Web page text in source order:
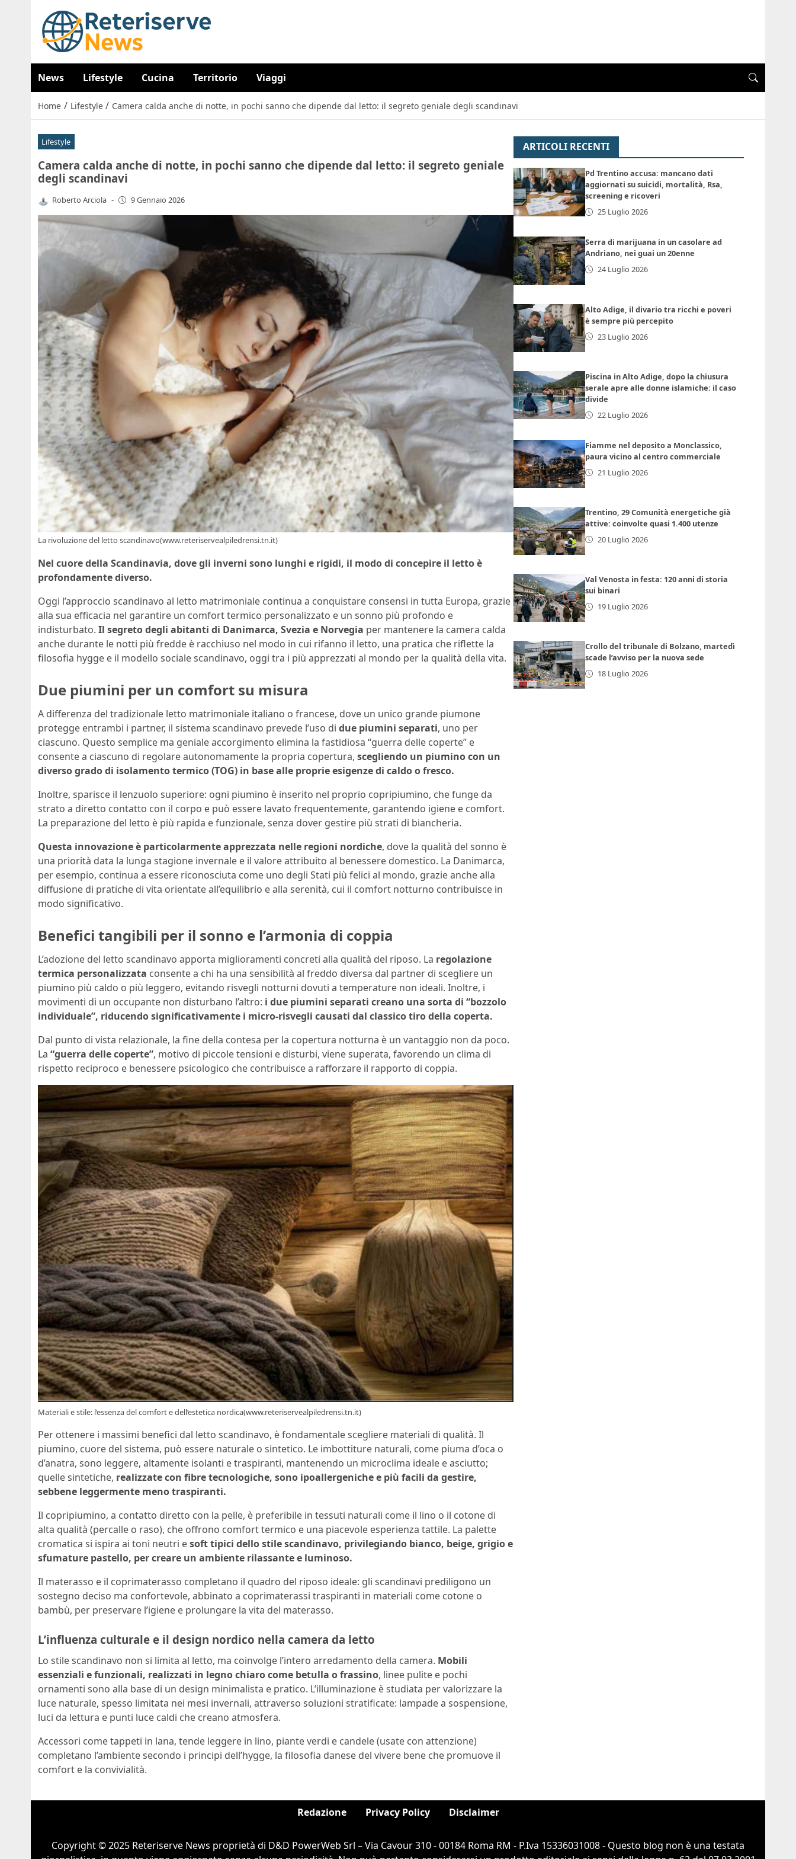
News Lifestyle Cucina Territorio Viaggi
Home / Lifestyle / Camera calda anche di notte, in pochi sanno che dipende dal letto: il segreto geniale degli scandinavi
Lifestyle
Camera calda anche di notte, in pochi sanno che dipende dal letto: il segreto geniale
degli scandinavi
Roberto Arciola - 9 Gennaio 2026
La rivoluzione del letto scandinavo(www.reteriservealpiledrensi.tn.it)
Nel cuore della Scandinavia, dove gli inverni sono lunghi e rigidi, il modo di concepire il letto è
profondamente diverso.
Oggi l’approccio scandinavo al letto matrimoniale continua a conquistare consensi in tutta Europa, grazie
alla sua efficacia nel garantire un comfort termico personalizzato e un sonno più profondo e
indisturbato. Il segreto degli abitanti di Danimarca, Svezia e Norvegia per mantenere la camera calda
anche durante le notti più fredde è racchiuso nel modo in cui rifanno il letto, una pratica che riflette la
filosofia hygge e il modello sociale scandinavo, oggi tra i più apprezzati al mondo per la qualità della vita.
Due piumini per un comfort su misura
A differenza del tradizionale letto matrimoniale italiano o francese, dove un unico grande piumone
protegge entrambi i partner, il sistema scandinavo prevede l’uso di due piumini separati, uno per
ciascuno. Questo semplice ma geniale accorgimento elimina la fastidiosa “guerra delle coperte” e
consente a ciascuno di regolare autonomamente la propria copertura, scegliendo un piumino con un
diverso grado di isolamento termico (TOG) in base alle proprie esigenze di caldo o fresco.
Inoltre, sparisce il lenzuolo superiore: ogni piumino è inserito nel proprio copripiumino, che funge da
strato a diretto contatto con il corpo e può essere lavato frequentemente, garantendo igiene e comfort.
La preparazione del letto è più rapida e funzionale, senza dover gestire più strati di biancheria.
Questa innovazione è particolarmente apprezzata nelle regioni nordiche, dove la qualità del sonno è
una priorità data la lunga stagione invernale e il valore attribuito al benessere domestico. La Danimarca,
per esempio, continua a essere riconosciuta come uno degli Stati più felici al mondo, grazie anche alla
diffusione di pratiche di vita orientate all’equilibrio e alla serenità, cui il comfort notturno contribuisce in
modo significativo.
Benefici tangibili per il sonno e l’armonia di coppia
L’adozione del letto scandinavo apporta miglioramenti concreti alla qualità del riposo. La regolazione
termica personalizzata consente a chi ha una sensibilità al freddo diversa dal partner di scegliere un
piumino più caldo o più leggero, evitando risvegli notturni dovuti a temperature non ideali. Inoltre, i
movimenti di un occupante non disturbano l’altro: i due piumini separati creano una sorta di “bozzolo
individuale”, riducendo significativamente i micro-risvegli causati dal classico tiro della coperta.
Dal punto di vista relazionale, la fine della contesa per la copertura notturna è un vantaggio non da poco.
La “guerra delle coperte”, motivo di piccole tensioni e disturbi, viene superata, favorendo un clima di
rispetto reciproco e benessere psicologico che contribuisce a rafforzare il rapporto di coppia.
Materiali e stile: l’essenza del comfort e dell’estetica nordica(www.reteriservealpiledrensi.tn.it)
Per ottenere i massimi benefici dal letto scandinavo, è fondamentale scegliere materiali di qualità. Il
piumino, cuore del sistema, può essere naturale o sintetico. Le imbottiture naturali, come piuma d’oca o
d’anatra, sono leggere, altamente isolanti e traspiranti, mantenendo un microclima ideale e asciutto;
quelle sintetiche, realizzate con fibre tecnologiche, sono ipoallergeniche e più facili da gestire,
sebbene leggermente meno traspiranti.
Il copripiumino, a contatto diretto con la pelle, è preferibile in tessuti naturali come il lino o il cotone di
alta qualità (percalle o raso), che offrono comfort termico e una piacevole esperienza tattile. La palette
cromatica si ispira ai toni neutri esoft tipici dello stile scandinavo, privilegiando bianco, beige, grigio e
sfumature pastello, per creare un ambiente rilassante e luminoso.
Il materasso e il coprimaterasso completano il quadro del riposo ideale: gli scandinavi prediligono un
sostegno deciso ma confortevole, abbinato a coprimaterassi traspiranti in materiali come cotone o
bambù, per preservare l’igiene e prolungare la vita del materasso.
L’influenza culturale e il design nordico nella camera da letto
Lo stile scandinavo non si limita al letto, ma coinvolge l’intero arredamento della camera. Mobili
essenziali e funzionali, realizzati in legno chiaro come betulla o frassino, linee pulite e pochi
ornamenti sono alla base di un design minimalista e pratico. L’illuminazione è studiata per valorizzare la
luce naturale, spesso limitata nei mesi invernali, attraverso soluzioni stratificate: lampade a sospensione,
luci da lettura e punti luce caldi che creano atmosfera.
Accessori come tappeti in lana, tende leggere in lino, piante verdi e candele (usate con attenzione)
completano l’ambiente secondo i principi dell’hygge, la filosofia danese del vivere bene che promuove il
comfort e la convivialità.
ARTICOLI RECENTI
Pd Trentino accusa: mancano dati
aggiornati su suicidi, mortalità, Rsa,
screening e ricoveri
25 Luglio 2026
Serra di marijuana in un casolare ad
Andriano, nei guai un 20enne
24 Luglio 2026
Alto Adige, il divario tra ricchi e poveri
è sempre più percepito
23 Luglio 2026
Piscina in Alto Adige, dopo la chiusura
serale apre alle donne islamiche: il caso
divide
22 Luglio 2026
Fiamme nel deposito a Monclassico,
paura vicino al centro commerciale
21 Luglio 2026
Trentino, 29 Comunità energetiche già
attive: coinvolte quasi 1.400 utenze
20 Luglio 2026
Val Venosta in festa: 120 anni di storia
sui binari
19 Luglio 2026
Crollo del tribunale di Bolzano, martedì
scade l’avviso per la nuova sede
18 Luglio 2026
Redazione Privacy Policy Disclaimer
Copyright © 2025 Reteriserve News proprietà di D&D PowerWeb Srl – Via Cavour 310 - 00184 Roma RM - P.Iva 15336031008 - Questo blog non è una testata